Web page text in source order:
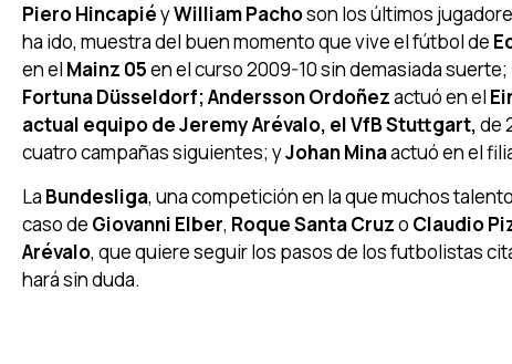
Piero HincapiéyWilliam Pachoson los últimos
ha ido, muestra del buen momento que vive el fútbol de
en el Mainz 05en el curso 2009-10 sin demasiada suerte;
Fortuna Düsseldorf; Andersson Ordoñezactuó en el
actual equipo de Jeremy Arévalo, el VfB Stuttgart,de
cuatro campañas siguientes; yJohan Minaactuó en el
La Bundesliga, una competición en la que muchos
caso de Giovanni Elber, Roque Santa Cruzo Claudio
Arévalo, que quiere seguir los pasos de los futbolistas
hará sin duda.